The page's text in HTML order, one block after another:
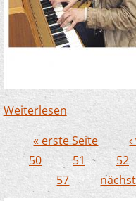
Weiterlesen über
Euro-
Seiten
« erste Seite
50
51 52
57